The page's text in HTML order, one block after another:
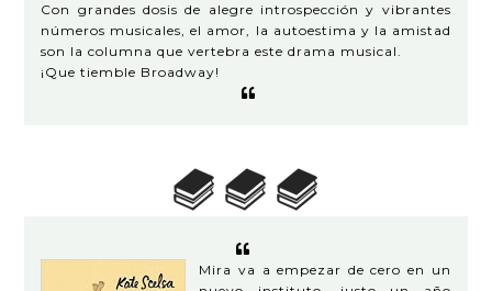
Con grandes dosis de alegre introspección y vibrantes
números musicales, el amor, la autoestima y la amistad
son la columna que vertebra este drama musical.
¡Que tiemble Broadway!
Mira va a empezar de cero en un